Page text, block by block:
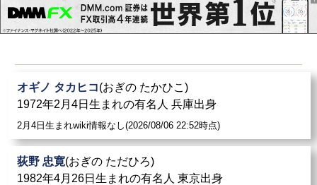
オギノ タカヒコ(おぎの たかひこ)
1972年2月4日生まれの有名人 兵庫出身
2月4日生まれwiki情報なし(2026/08/06 22:52時点)
荻野 忠寛(おぎの ただひろ)
1982年4月26日生まれの有名人 東京出身